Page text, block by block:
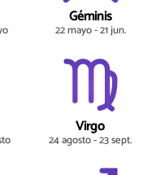
Géminis
22 mayo - 21 jun.
Virgo
24 agosto - 23 sept.